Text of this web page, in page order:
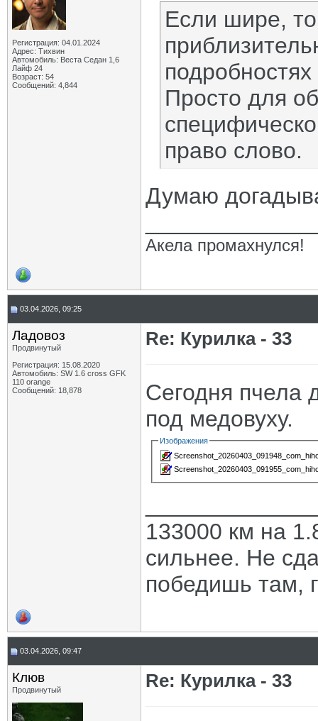
Регистрация: 04.01.2024
Адрес: Тихвин
Автомобиль: Веста Седан 1,6
Лайф 24
Возраст: 54
Сообщений: 4,844
Если шире,
Просто для
право слово.
Думаю
Акела промахнулся!
03.04.2026, 09:25
Ладовоз
Продвинутый
Регистрация: 15.08.2020
Автомобиль: SW 1.6 cross GFK
110 orange
Сообщений: 18,878
Re: Курилка - 33
Сегодня пчела
под медовуху.
Изображения
133000 км на
сильнее. Не
победишь там,
03.04.2026, 09:47
Клюв
Продвинутый Re: Курилка - 33